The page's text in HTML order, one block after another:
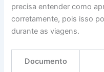
precisa entender como
corretamente, pois isso
durante as viagens.
Documento